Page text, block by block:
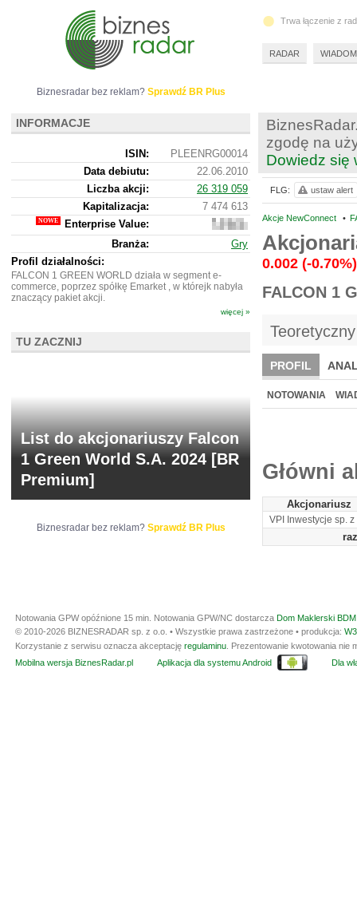
zgodę na
Dowiedz się
Akcje NewConnect •
0.002 (-0.70%)
FALCON 1
PROFIL
BR LAB
NOTOWANIA
Główni
Akcjonariusz
VPI Inwestycje sp. z
FLG: ustaw alert
Biznesradar bez reklam? Sprawdź BR Plus
INFORMACJE
ISIN:
PLEENRG00014
Data debiutu:
22.06.2010
Liczba akcji:
26 319 059
Kapitalizacja:
7 474 613
Enterprise Value:
7
473
613
Branża:
Gry
Profil działalności:
FALCON 1 GREEN WORLD działa w segment e-
commerce, poprzez spółkę Emarket , w którejk nabyła
znaczący pakiet akcji.
więcej »
TU ZACZNIJ
List do akcjonariuszy Falcon
1 Green World S.A. 2024 [BR
Premium]
Biznesradar bez reklam? Sprawdź BR Plus
Trwa łączenie z
RADAR
Notowania GPW opóźnione 15 min. Notowania GPW/NC dostarcza Dom Maklerski
© 2010-2026 BIZNESRADAR sp. z o.o. • Wszystkie prawa zastrzeżone • produkcja:
Korzystanie z serwisu oznacza akceptację regulaminu . Prezentowanie kwotowania
Mobilna wersja BiznesRadar.pl
Aplikacja dla systemu Android Dla